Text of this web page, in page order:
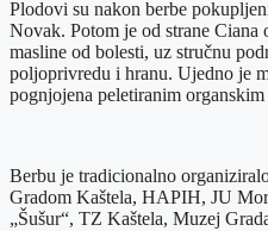
Plodovi su nakon berbe
Novak. Potom je od strane Ciana
masline od bolesti, uz stručnu
poljoprivredu i hranu. Ujedno je
pognjojena peletiranim
Berbu je tradicionalno
Gradom Kaštela, HAPIH, JU
„Šušur“, TZ Kaštela, Muzej